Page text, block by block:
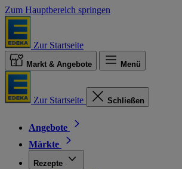
Zum Hauptbereich springen
Zur Startseite
Markt & Angebote Menü
Zur Startseite Schließen
Angebote
Märkte
Rezepte